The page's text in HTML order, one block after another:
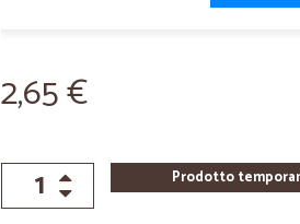
2,65 €
Prodotto